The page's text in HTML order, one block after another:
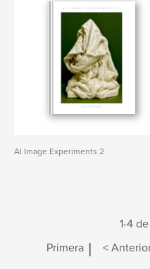
AI Image Experiments 2
1-4
Primera | <